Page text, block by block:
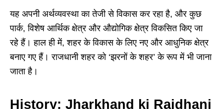
यह अपनी अर्थव्यवस्था का तेजी से विकास कर रहा है, और कुछ
पार्क, विशेष आर्थिक क्षेत्र और औद्योगिक क्षेत्र विकसित किए जा
रहे हैं। हाल ही में, शहर के विकास के लिए नए और आधुनिक क्षेत्र
बनाए गए हैं। राजधानी शहर को ‘झरनों के शहर’ के रूप में भी जाना
जाता है।
History: Jharkhand ki Rajdhani